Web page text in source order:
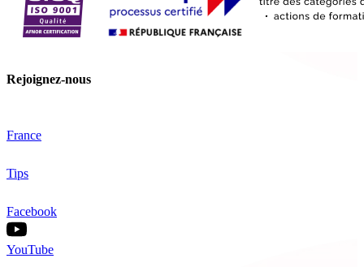
Rejoignez-nous
France
Tips
Facebook
YouTube